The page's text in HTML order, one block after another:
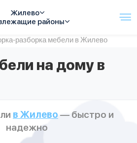
Жилево
районы
разборка мебели в Жилево
на дому в
в Жилево — быстро и
надежно